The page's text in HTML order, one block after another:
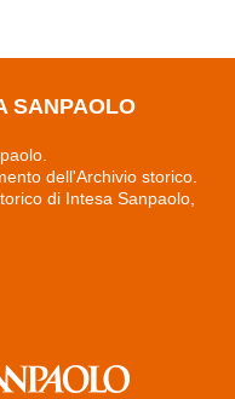
SANPAOLO
dell'Archivio storico.
di Intesa Sanpaolo,